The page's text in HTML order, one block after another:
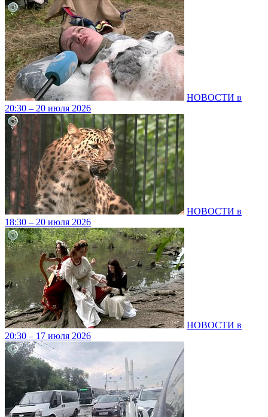
НОВОСТИ в
20:30 – 20 июля 2026
НОВОСТИ в
18:30 – 20 июля 2026
НОВОСТИ в
20:30 – 17 июля 2026